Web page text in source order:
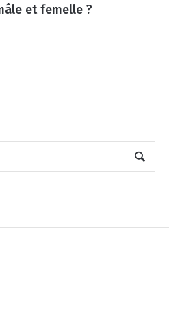
et femelle ?